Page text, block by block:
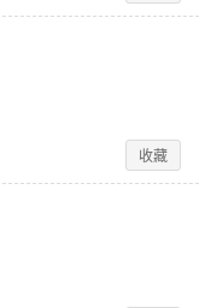
收藏